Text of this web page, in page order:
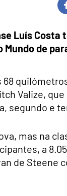
Luís Costa
Mundo de
68
Valize,
segundo e
mas na
a
de Steene